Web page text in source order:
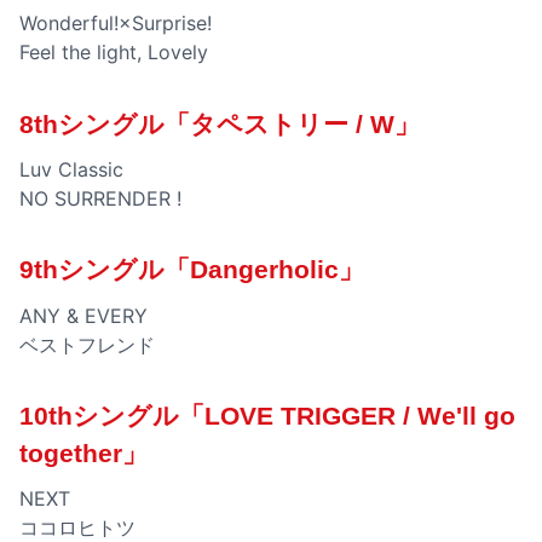
Wonderful!×Surprise!
Feel the light, Lovely
8thシングル「タペストリー / W」
Luv Classic
NO SURRENDER !
9thシングル「Dangerholic」
ANY & EVERY
ベストフレンド
10thシングル「LOVE TRIGGER / We'll go
together」
NEXT
ココロヒトツ